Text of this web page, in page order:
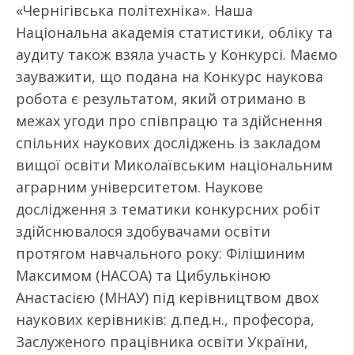
«Чернігівська політехніка». Наша
Національна академія статистики, обліку та
аудиту також взяла участь у Конкурсі. Маємо
зауважити, що подана на Конкурс наукова
робота є результатом, який отримано в
межах угоди про співпрацю та здійснення
спільних наукових досліджень із закладом
вищої освіти Миколаївським національним
аграрним університетом. Наукове
дослідження з тематики конкурсних робіт
здійснювалося здобувачами освіти
протягом навчального року: Філішиним
Максимом (НАСОА) та Цибулькіною
Анастасією (МНАУ) під керівництвом двох
наукових керівників: д.пед.н., професора,
Заслуженого працівника освіти України,